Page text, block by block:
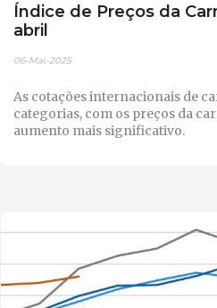
Índice de Preços da
abril
06-Mai-2025
As cotações internacionais de
categorias, com os preços da
aumento mais significativo.